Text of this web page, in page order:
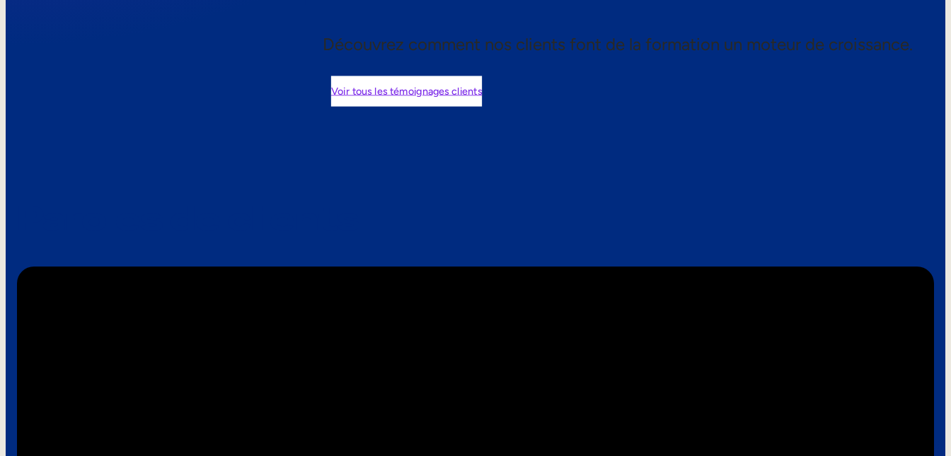
Découvrez comment nos clients font de la formation un moteur de croissance.
Voir tous les témoignages clients